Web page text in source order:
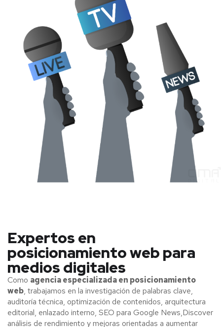
Expertos en
posicionamiento web para
medios digitales
Como agencia especializada en posicionamiento
web, trabajamos en la investigación de palabras clave,
auditoría técnica, optimización de contenidos, arquitectura
editorial, enlazado interno, SEO para Google News,Discover
análisis de rendimiento y mejoras orientadas a aumentar